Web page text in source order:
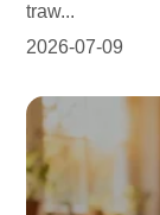
traw...
2026-07-09